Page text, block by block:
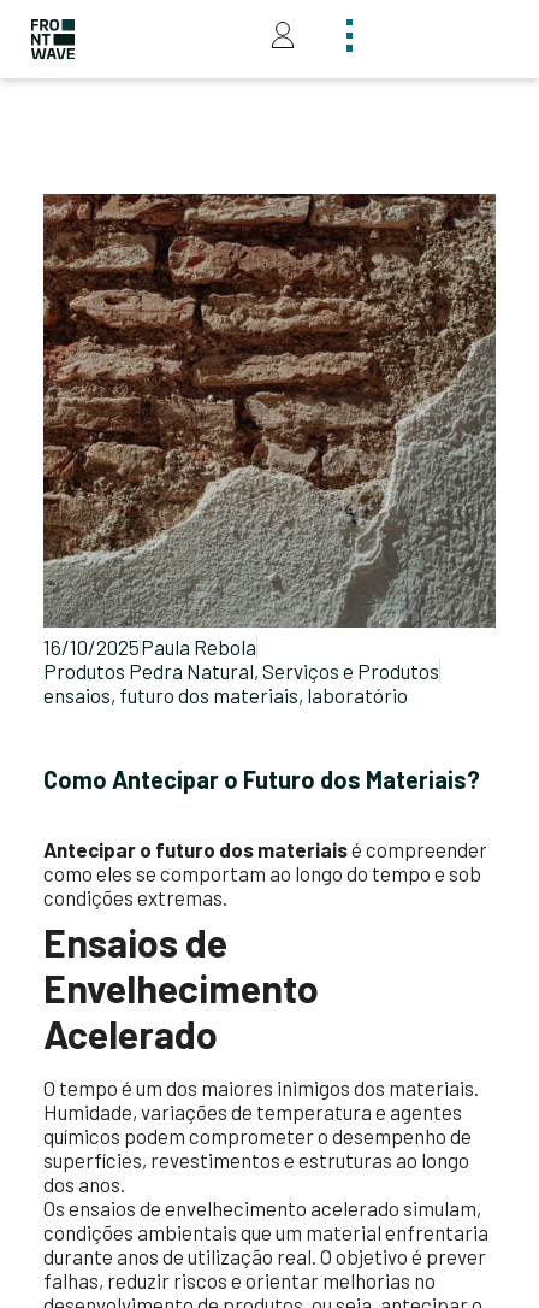
16/10/2025Paula Rebola
Produtos Pedra Natural, Serviços e Produtos
ensaios, futuro dos materiais, laboratório
Como Antecipar o Futuro dos Materiais?
Antecipar o futuro dos materiaisé compreender
como eles se comportam ao longo do tempo e sob
condições extremas.
Ensaios de
Envelhecimento
Acelerado
O tempo é um dos maiores inimigos dos materiais.
Humidade, variações de temperatura e agentes
químicos podem comprometer o desempenho de
superfícies, revestimentos e estruturas ao longo
dos anos.
Os ensaios de envelhecimento acelerado simulam,
condições ambientais que um material enfrentaria
durante anos de utilização real. O objetivo é prever
falhas, reduzir riscos e orientar melhorias no